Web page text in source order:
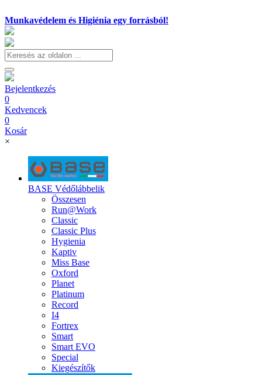
Munkavédelem és Higiénia egy forrásból!
Bejelentkezés
0
Kedvencek
0
Kosár
×
BASE Védőlábbelik
Összesen
Run@Work
Classic
Classic Plus
Hygienia
Kaptiv
Miss Base
Oxford
Planet
Platinum
Record
I4
Fortrex
Smart
Smart EVO
Special
Kiegészítők